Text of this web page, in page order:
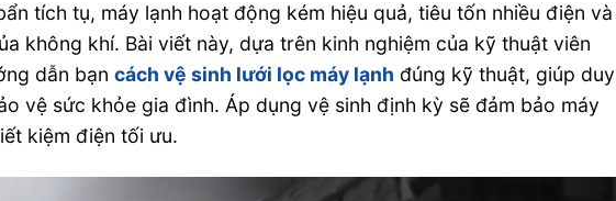
tích tụ, máy lạnh hoạt động kém hiệu quả, tiêu tốn nhiều điện và
không khí. Bài viết này, dựa trên kinh nghiệm của kỹ thuật viên
dẫn bạncách vệ sinh lưới lọc máy lạnh đúng kỹ thuật, giúp duy
vệ sức khỏe gia đình. Áp dụng vệ sinh định kỳ sẽ đảm bảo máy
kiệm điện tối ưu.